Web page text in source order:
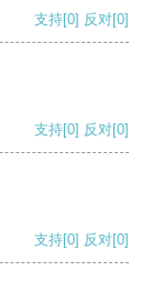
支持[0] 反对[0]
支持[0] 反对[0]
支持[0] 反对[0]